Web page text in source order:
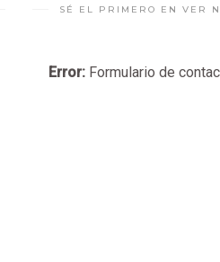
SÉ EL PRIMERO EN VER
Error: Formulario de